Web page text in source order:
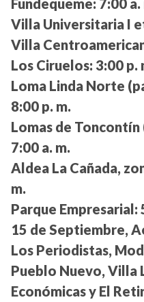
Villa Universitaria I
Villa
Los Ciruelos: 3:00 p.
Loma Linda Norte
8:00 p. m.
Lomas de
7:00 a. m.
Aldea La Cañada,
m.
Parque Empresarial:
15 de Septiembre,
Los Periodistas,
Pueblo Nuevo, Villa
Económicas y El